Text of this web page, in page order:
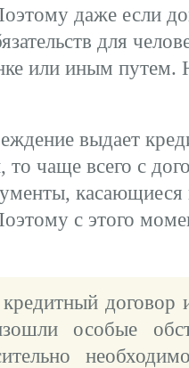
даже если
для
или иным путем.
выдает
то чаще всего с
касающиеся
с этого
особые